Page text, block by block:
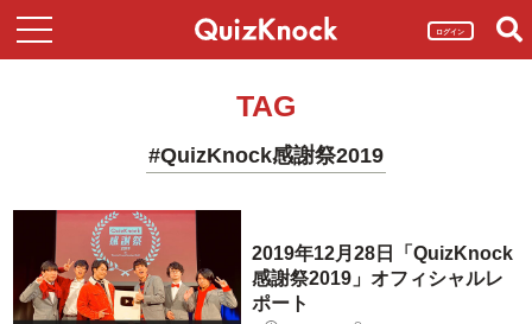
ログイン
TAG
#QuizKnock感謝祭2019
2019年12月28日「QuizKnock
感謝祭2019」オフィシャルレ
ポート